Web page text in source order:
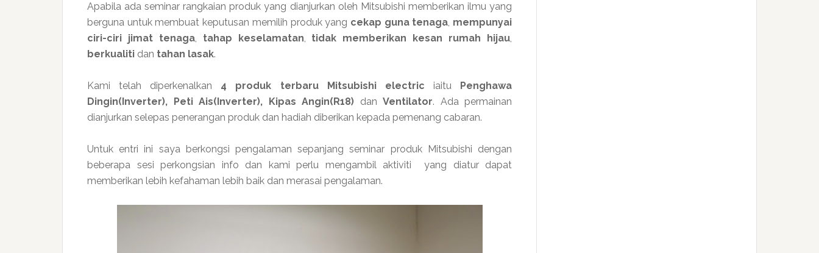
Apabila ada seminar rangkaian produk yang dianjurkan oleh Mitsubishi memberikan ilmu yang
berguna untuk membuat keputusan memilih produk yang cekap guna tenaga, mempunyai
ciri-ciri jimat tenaga, tahap keselamatan, tidak memberikan kesan rumah hijau,
berkualiti dan tahan lasak.
Kami telah diperkenalkan 4 produk terbaru Mitsubishi electric iaituPenghawa
Dingin(Inverter), Peti Ais(Inverter), Kipas Angin(R18) dan Ventilator. Ada permainan
dianjurkan selepas penerangan produk dan hadiah diberikan kepada pemenang cabaran.
Untuk entri ini saya berkongsi pengalaman sepanjang seminar produk Mitsubishi dengan
beberapa sesi perkongsian info dan kami perlu mengambil aktiviti yang diatur dapat
memberikan lebih kefahaman lebih baik dan merasai pengalaman.